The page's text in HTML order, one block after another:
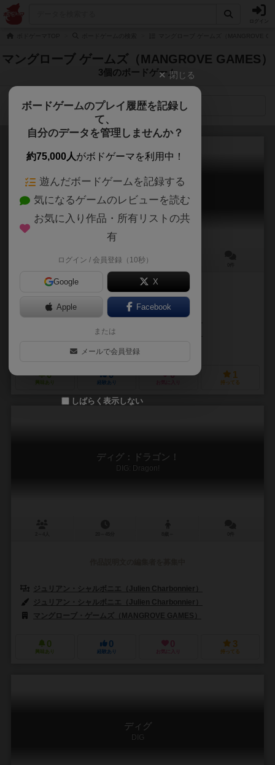
マングローブ ゲームズ（MANGROVE GAMES）
3個のボードゲーム
検索メニュー
ディグ（第二版）
DIG (second edition)
20～45分
作品説明文の編集者を募集中
ジュリアン・シャルボニエ（Julien Charbonnier）
ジュリアン・シャルボニエ（Julien Charbonnier）
マングローブ・ゲームズ（MANGROVE GAMES）
0
興味あり
0
経験あり
0 1
持ってる
ディグ：ドラゴン！
DIG: Dragon!
ジュリアン・シャルボニエ（Julien Charbonnier）
ジュリアン・シャルボニエ（Julien Charbonnier）
マングローブ・ゲームズ（MANGROVE GAMES）
0
興味あり
0
経験あり
0
お気に入り
3
持ってる
ディグ
DIG
閉じる
ボードゲームのプレイ履歴を記録し
て、
自分のデータを管理しませんか？
約75,000人がボドゲーマを利用中！
遊んだボードゲームを記録する
気になるゲームのレビューを読む
お気に入り作品・所有リストの共
有
ログイン / 会員登録（10秒）
Google X
Apple Facebook
または
メールで会員登録
しばらく表示しない